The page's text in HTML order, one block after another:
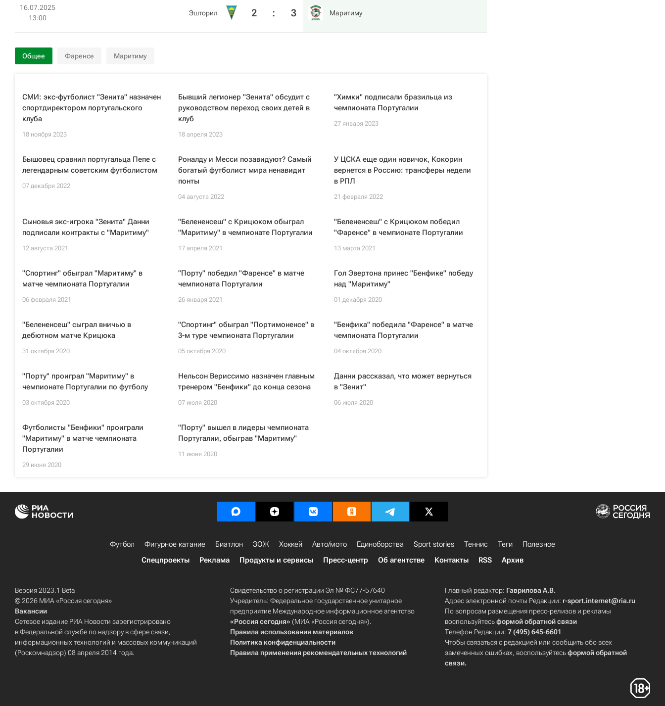
16.07.2025
13:00
Эшторил 2 : 3 Маритиму
Общее Фаренсе Маритиму
СМИ: экс-футболист "Зенита" назначен
спортдиректором португальского
клуба
18 ноября 2023
Бывший легионер "Зенита" обсудит с
руководством переход своих детей в
клуб
18 апреля 2023
"Химки" подписали бразильца из
чемпионата Португалии
27 января 2023
Бышовец сравнил португальца Пепе с
легендарным советским футболистом
07 декабря 2022
Роналду и Месси позавидуют? Самый
богатый футболист мира ненавидит
понты
04 августа 2022
У ЦСКА еще один новичок, Кокорин
вернется в Россию: трансферы недели
в РПЛ
21 февраля 2022
Сыновья экс-игрока "Зенита" Данни
подписали контракты с "Маритиму"
12 августа 2021
"Белененсеш" с Крицюком обыграл
"Маритиму" в чемпионате Португалии
17 апреля 2021
"Белененсеш" с Крицюком победил
"Фаренсе" в чемпионате Португалии
13 марта 2021
"Спортинг" обыграл "Маритиму" в
матче чемпионата Португалии
06 февраля 2021
"Порту" победил "Фаренсе" в матче
чемпионата Португалии
26 января 2021
Гол Эвертона принес "Бенфике" победу
над "Маритиму"
01 декабря 2020
"Белененсеш" сыграл вничью в
дебютном матче Крицюка
31 октября 2020
"Спортинг" обыграл "Портимоненсе" в
3-м туре чемпионата Португалии
05 октября 2020
"Бенфика" победила "Фаренсе" в матче
чемпионата Португалии
04 октября 2020
"Порту" проиграл "Маритиму" в
чемпионате Португалии по футболу
03 октября 2020
Нельсон Вериссимо назначен главным
тренером "Бенфики" до конца сезона
07 июля 2020
Данни рассказал, что может вернуться
в "Зенит"
06 июля 2020
Футболисты "Бенфики" проиграли
"Маритиму" в матче чемпионата
Португалии
29 июня 2020
"Порту" вышел в лидеры чемпионата
Португалии, обыграв "Маритиму"
11 июня 2020
Футбол Фигурное катание Биатлон ЗОЖ Хоккей Авто/мото Единоборства Sport stories Теннис Теги
Полезное
Спецпроекты
Реклама Продукты и сервисы Пресс-центр Об агентстве Контакты RSS Архив
Версия 2023.1 Beta
© 2026 МИА «Россия сегодня»
Вакансии
Сетевое издание РИА Новости зарегистрировано
в Федеральной службе по надзору в сфере связи,
информационных технологий и массовых коммуникаций
(Роскомнадзор) 08 апреля 2014 года.
Свидетельство о регистрации Эл № ФС77-57640
Учредитель: Федеральное государственное унитарное
предприятие Международное информационное агентство
«Россия сегодня» (МИА «Россия сегодня»).
Правила использования материалов
Политика конфиденциальности
Правила применения рекомендательных технологий
Главный редактор: Гаврилова А.В.
Адрес электронной почты Редакции: r-sport.internet@ria.ru
По вопросам размещения пресс-релизов и рекламы
воспользуйтесьформой обратной связи
Телефон Редакции:7 (495) 645-6601
Чтобы связаться с редакцией или сообщить обо всех
замеченных ошибках, воспользуйтесьформой обратной
связи.